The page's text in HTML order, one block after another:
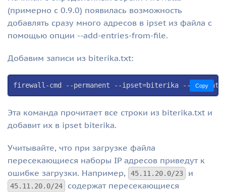
(примерно с 0.9.0) появилась возможность
добавлять сразу много адресов в ipset из файла с
помощью опции --add-entries-from-file.
Добавим записи из biterika.txt:
firewall-cmd --permanent --ipset=biterika --add-
Copy
Эта команда прочитает все строки из biterika.txt и
добавит их в ipset biterika.
Учитывайте, что при загрузке файла
пересекающиеся наборы IP адресов приведут к
ошибке загрузки. Например,
45.11.20.0/23 и
45.11.20.0/24
содержат пересекающиеся